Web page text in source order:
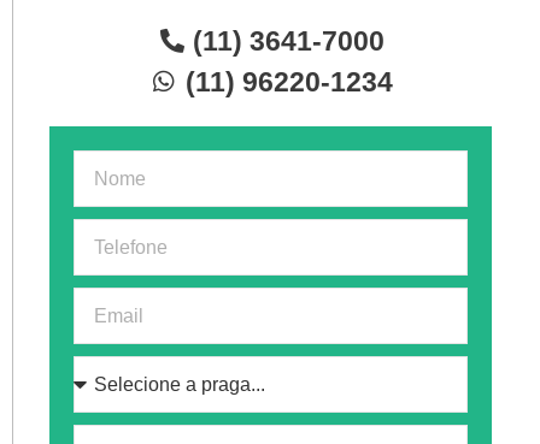
(11) 3641-7000
(11) 96220-1234